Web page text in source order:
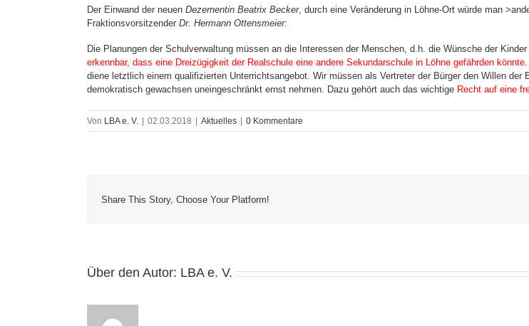
Der Einwand der neuen Dezernentin Beatrix Becker, durch eine Veränderung in Löhne-Ort würde man
Fraktionsvorsitzender Dr. Hermann Ottensmeier:
Die Planungen der Schulverwaltung müssen an die Interessen der Menschen, d.h. die Wünsche der
erkennbar, dass eine Dreizügigkeit der Realschule eine andere Sekundarschule in Löhne gefährden könnte.
diene letztlich einem qualifizierten Unterrichtsangebot. Wir müssen als Vertreter der Bürger den Willen
demokratisch gewachsen uneingeschränkt ernst nehmen. Dazu gehört auch das wichtige Recht auf eine
Von LBA e. V. 02.03.2018 Aktuelles 0 Kommentare
Share This Story, Choose Your Platform!
Über den Autor: LBA e. V.